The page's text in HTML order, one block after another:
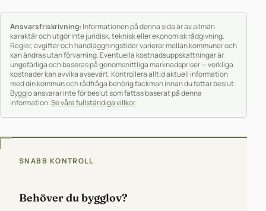
Ansvarsfriskrivning: Informationen på denna sida är av allmän
karaktär och utgör inte juridisk, teknisk eller ekonomisk rådgivning.
Regler, avgifter och handläggningstider varierar mellan kommuner och
kan ändras utan förvarning. Eventuella kostnadsuppskattningar är
ungefärliga och baseras på genomsnittliga marknadspriser — verkliga
kostnader kan avvika avsevärt. Kontrollera alltid aktuell information
med din kommun och rådfråga behörig fackman innan du fattar beslut.
Bygglo ansvarar inte för beslut som fattas baserat på denna
information.Se våra fullständiga villkor.
SNABB KONTROLL
Behöver du bygglov?